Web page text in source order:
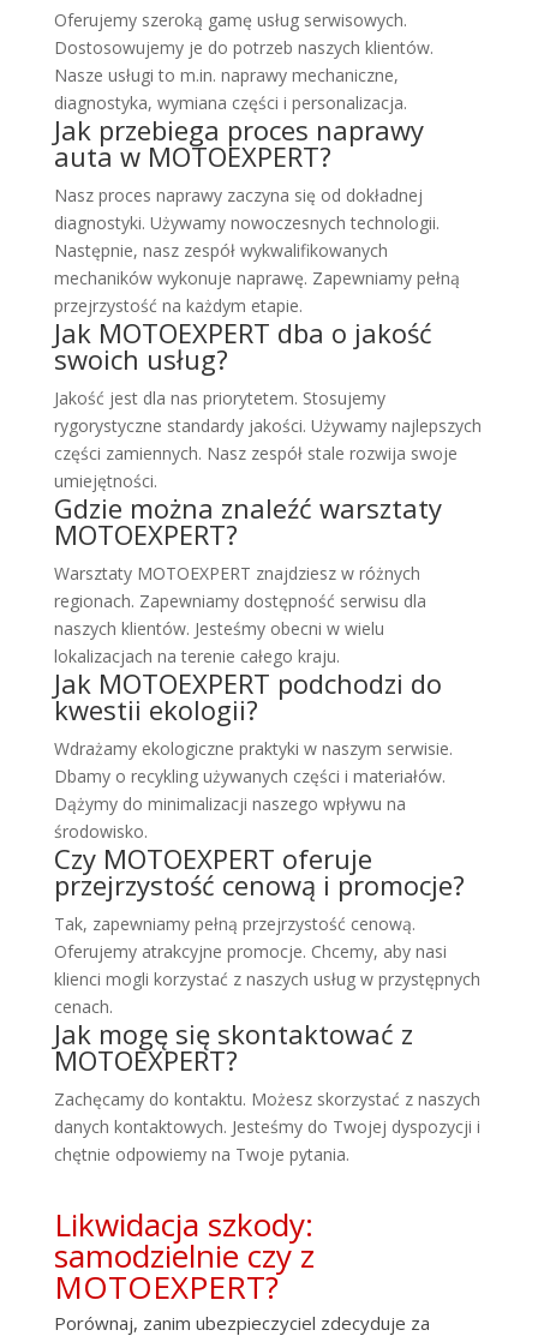
Oferujemy szeroką gamę usług serwisowych.
Dostosowujemy je do potrzeb naszych klientów.
Nasze usługi to m.in. naprawy mechaniczne,
diagnostyka, wymiana części i personalizacja.
Jak przebiega proces naprawy
auta w MOTOEXPERT?
Nasz proces naprawy zaczyna się od dokładnej
diagnostyki. Używamy nowoczesnych technologii.
Następnie, nasz zespół wykwalifikowanych
mechaników wykonuje naprawę. Zapewniamy pełną
przejrzystość na każdym etapie.
Jak MOTOEXPERT dba o jakość
swoich usług?
Jakość jest dla nas priorytetem. Stosujemy
rygorystyczne standardy jakości. Używamy najlepszych
części zamiennych. Nasz zespół stale rozwija swoje
umiejętności.
Gdzie można znaleźć warsztaty
MOTOEXPERT?
Warsztaty MOTOEXPERT znajdziesz w różnych
regionach. Zapewniamy dostępność serwisu dla
naszych klientów. Jesteśmy obecni w wielu
lokalizacjach na terenie całego kraju.
Jak MOTOEXPERT podchodzi do
kwestii ekologii?
Wdrażamy ekologiczne praktyki w naszym serwisie.
Dbamy o recykling używanych części i materiałów.
Dążymy do minimalizacji naszego wpływu na
środowisko.
Czy MOTOEXPERT oferuje
przejrzystość cenową i promocje?
Tak, zapewniamy pełną przejrzystość cenową.
Oferujemy atrakcyjne promocje. Chcemy, aby nasi
klienci mogli korzystać z naszych usług w przystępnych
cenach.
Jak mogę się skontaktować z
MOTOEXPERT?
Zachęcamy do kontaktu. Możesz skorzystać z naszych
danych kontaktowych. Jesteśmy do Twojej dyspozycji i
chętnie odpowiemy na Twoje pytania.
Likwidacja szkody:
samodzielnie czy z
MOTOEXPERT?
Porównaj, zanim ubezpieczyciel zdecyduje za